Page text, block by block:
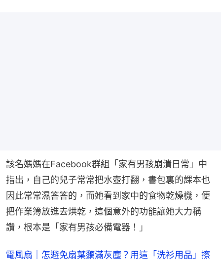
該名媽媽在Facebook群組「家有男孩崩潰日常」中
指出，自己的兒子常常把水壺打翻，書包裏的課本也
因此常常濕答答的，而她看到家中的食物乾燥機，便
把作業簿放進去烘乾，這個意外的功能讓她大力稱
讚，根本是「家有男孩必備電器！」
電風扇｜怎避免扇葉黐滿灰塵？用這「洗衫用品」擦